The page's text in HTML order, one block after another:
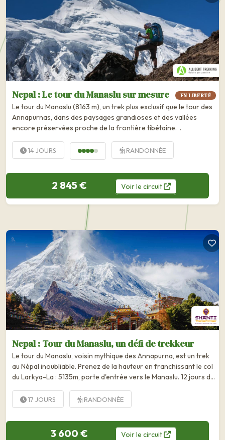
Nepal : Le tour du Manaslu sur mesure EN LIBERTÉ
Le tour du Manaslu (8163 m), un trek plus exclusif que le tour des
Annapurnas, dans des paysages grandioses et des vallées
encore préservées proche de la frontière tibétaine. .
14 JOURS RANDONNÉE
2 845 € Voirle circuit
Nepal : Tour du Manaslu, un défi de trekkeur
Le tour du Manaslu, voisin mythique des Annapurna, est un trek
au Népal inoubliable. Prenez de la hauteur en franchissant le col
du Larkya-La : 5135m, porte d'entrée vers le Manaslu. 12 jours de
17 JOURS RANDONNÉE
3 600 € Voirle circuit